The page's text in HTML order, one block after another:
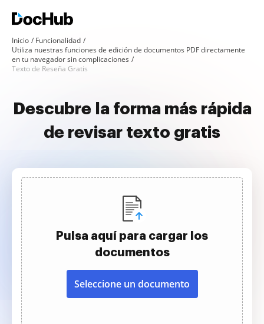
Inicio
Funcionalidad
Utiliza nuestras funciones de edición de documentos PDF directamente
en tu navegador sin complicaciones
Texto de Reseña Gratis
Descubre la forma más rápida
de revisar texto gratis
Pulsa aquí para cargar los
documentos
Seleccione un documento